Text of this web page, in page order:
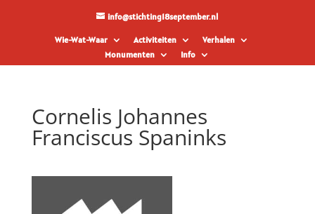
info@stichting18september.nl
Wie-Wat-Waar Activiteiten
Verhalen
Monumenten
Info
Cornelis Johannes
Franciscus Spaninks